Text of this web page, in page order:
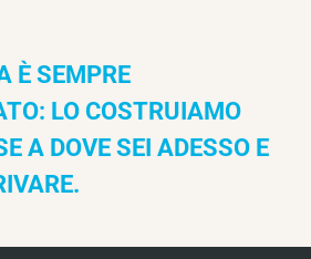
È SEMPRE
LO COSTRUIAMO
A DOVE SEI ADESSO E